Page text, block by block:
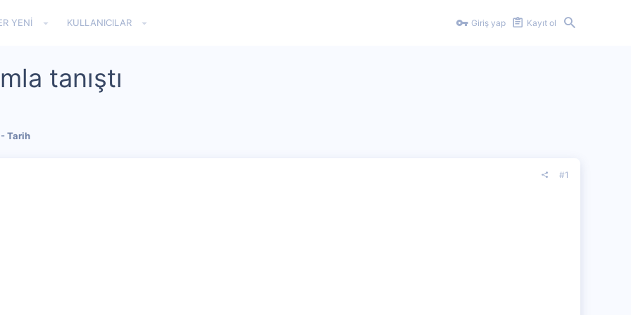
YENI KULLANICILAR Giriş yap Kayıt ol
tanıştı
Tarih
#1